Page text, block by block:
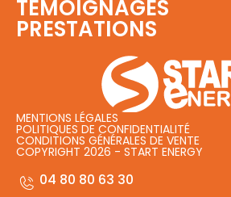
MENTIONS LÉGALES
POLITIQUES DE CONFIDENTIALITÉ
CONDITIONS GÉNÉRALES DE VENTE
COPYRIGHT 2026 - START ENERGY
TÉMOIGNAGES
PRESTATIONS
04 80 80 63 30